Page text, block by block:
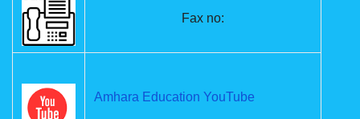
Fax no:
Amhara Education YouTube